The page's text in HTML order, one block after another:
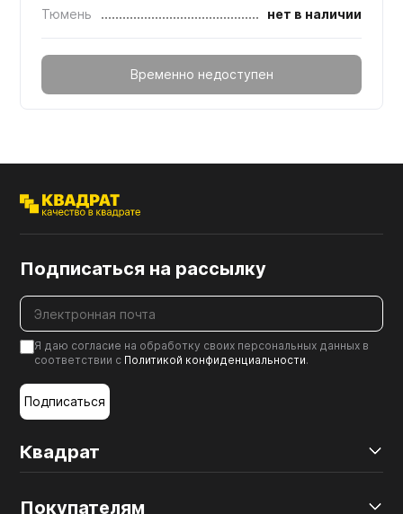
Тюмень
нет в наличии
Временно недоступен
Квадрат
Покупателям
Подписаться на рассылку
Я даю согласие на обработку своих персональных данных в
соответствии с Политикой конфиденциальности.
Подписаться